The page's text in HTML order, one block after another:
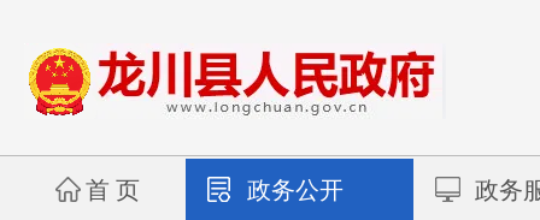
首 页 政务公开 政务